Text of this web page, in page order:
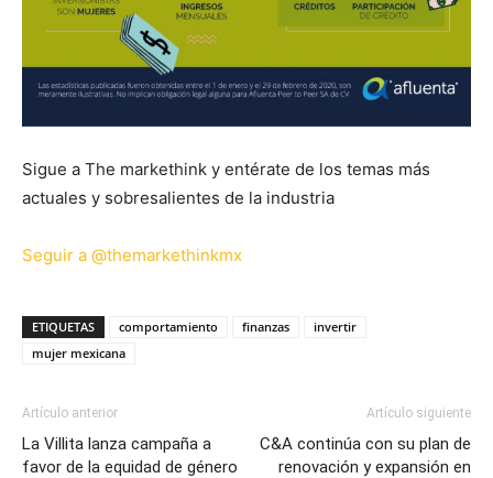
Sigue a The markethink y entérate de los temas más
actuales y sobresalientes de la industria
Seguir a @themarkethinkmx
ETIQUETAS comportamiento finanzas
invertir
mujer mexicana
Artículo anterior
La Villita lanza campaña a
favor de la equidad de género
Artículo siguiente
C&A continúa con su plan de
renovación y expansión en